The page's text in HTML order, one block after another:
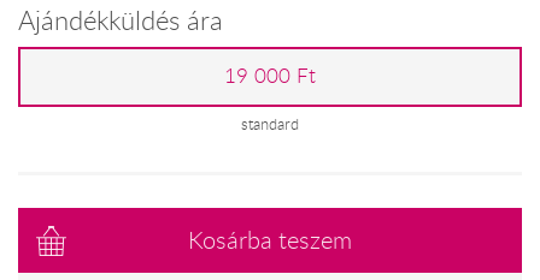
Ajándékküldés ára
19 000 Ft
standard
Kosárba teszem